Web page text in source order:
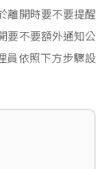
離開時要不要提醒
要不要額外通知公
員依照下方步驟設